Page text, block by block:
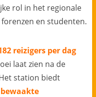
rol in het regionale
en studenten.
reizigers per dag
laat zien na de
station biedt